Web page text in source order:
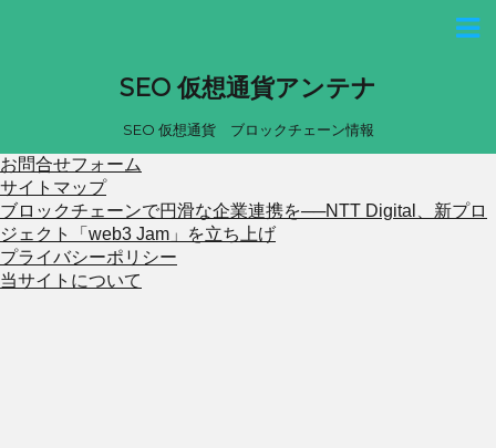
SEO 仮想通貨アンテナ
SEO 仮想通貨 ブロックチェーン情報
お問合せフォーム
サイトマップ
ブロックチェーンで円滑な企業連携を──NTT Digital、新プロ
ジェクト「web3 Jam」を立ち上げ
プライバシーポリシー
当サイトについて